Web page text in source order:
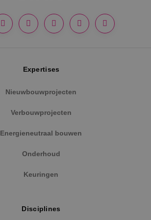
Expertises
Nieuwbouwprojecten
Verbouwprojecten
Energieneutraal bouwen
Onderhoud
Keuringen
Disciplines
.youtube.com
Google Privacy Policy